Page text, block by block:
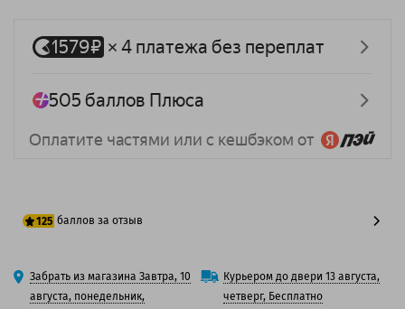
125 баллов за отзыв
100 баллов
125 баллов
Забрать из магазина Завтра, 10
августа, понедельник,
Курьером до двери 13 августа,
четверг, Бесплатно